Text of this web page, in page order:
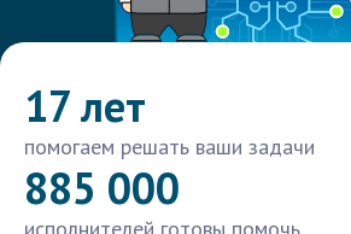
17 лет
помогаем решать ваши задачи
885 000